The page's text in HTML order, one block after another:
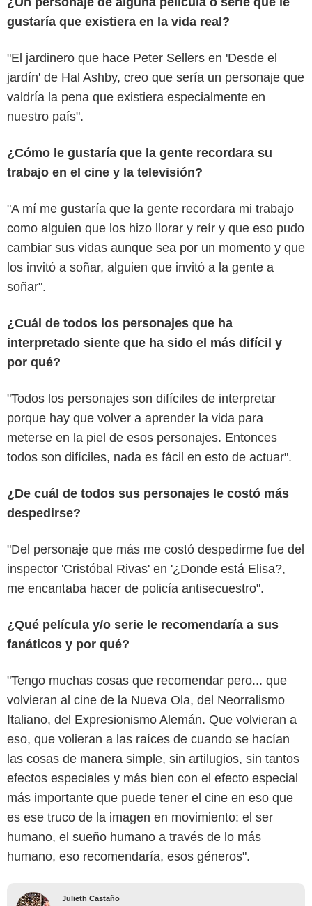
gustaría que existiera en la vida real?
"El jardinero que hace Peter Sellers en 'Desde el
jardín' de Hal Ashby, creo que sería un personaje que
valdría la pena que existiera especialmente en
nuestro país".
¿Cómo le gustaría que la gente recordara su
trabajo en el cine y la televisión?
"A mí me gustaría que la gente recordara mi trabajo
como alguien que los hizo llorar y reír y que eso pudo
cambiar sus vidas aunque sea por un momento y que
los invitó a soñar, alguien que invitó a la gente a
soñar".
¿Cuál de todos los personajes que ha
interpretado siente que ha sido el más difícil y
por qué?
"Todos los personajes son difíciles de interpretar
porque hay que volver a aprender la vida para
meterse en la piel de esos personajes. Entonces
todos son difíciles, nada es fácil en esto de actuar".
¿De cuál de todos sus personajes le costó más
despedirse?
"Del personaje que más me costó despedirme fue del
inspector 'Cristóbal Rivas' en '¿Donde está Elisa?,
me encantaba hacer de policía antisecuestro".
¿Qué película y/o serie le recomendaría a sus
fanáticos y por qué?
"Tengo muchas cosas que recomendar pero... que
volvieran al cine de la Nueva Ola, del Neorralismo
Italiano, del Expresionismo Alemán. Que volvieran a
eso, que volieran a las raíces de cuando se hacían
las cosas de manera simple, sin artilugios, sin tantos
efectos especiales y más bien con el efecto especial
más importante que puede tener el cine en eso que
es ese truco de la imagen en movimiento: el ser
humano, el sueño humano a través de lo más
humano, eso recomendaría, esos géneros".
Julieth Castaño